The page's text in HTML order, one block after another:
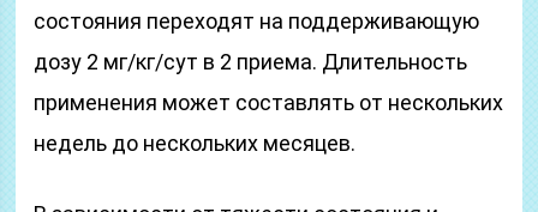
состояния переходят на поддерживающую
дозу 2 мг/кг/сут в 2 приема. Длительность
применения может составлять от нескольких
недель до нескольких месяцев.